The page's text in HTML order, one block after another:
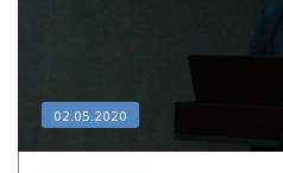
02.05.2020